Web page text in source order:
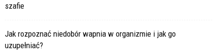
szafie
Jak rozpoznać niedobór wapnia w organizmie i jak go
uzupełniać?